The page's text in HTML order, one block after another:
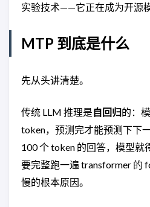
实验技术——它正在成为开源
MTP 到底是什么
先从头讲清楚。
传统 LLM 推理是自回归的：
token，预测完才能预测下下
100 个 token 的回答，模型就
要完整跑一遍 transformer 的
慢的根本原因。